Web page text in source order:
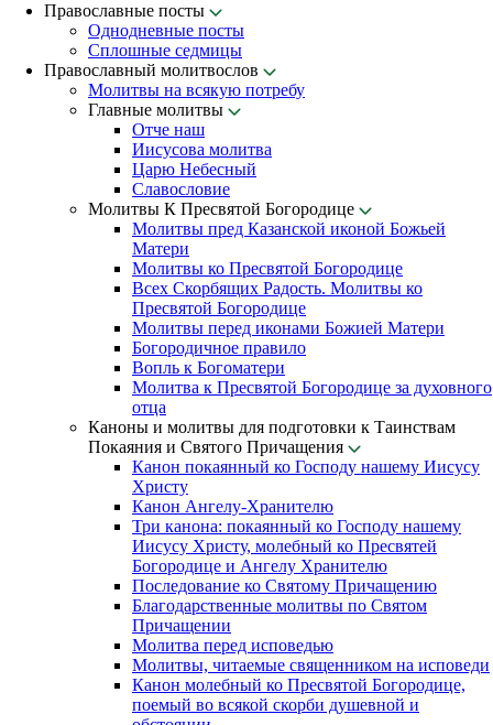
Православные посты
Однодневные посты
Сплошные седмицы
Православный молитвослов
Молитвы на всякую потребу
Главные молитвы
Отче наш
Иисусова молитва
Царю Небесный
Славословие
Молитвы К Пресвятой Богородице
Молитвы пред Казанской иконой Божьей
Матери
Молитвы ко Пресвятой Богородице
Всех Скорбящих Радость. Молитвы ко
Пресвятой Богородице
Молитвы перед иконами Божией Матери
Богородичное правило
Вопль к Богоматери
Молитва к Пресвятой Богородице за духовного
отца
Каноны и молитвы для подготовки к Таинствам
Покаяния и Святого Причащения
Канон покаянный ко Господу нашему Иисусу
Христу
Канон Ангелу-Хранителю
Три канона: покаянный ко Господу нашему
Иисусу Христу, молебный ко Пресвятей
Богородице и Ангелу Хранителю
Последование ко Святому Причащению
Благодарственные молитвы по Святом
Причащении
Молитва перед исповедью
Молитвы, читаемые священником на исповеди
Канон молебный ко Пресвятой Богородице,
поемый во всякой скорби душевной и